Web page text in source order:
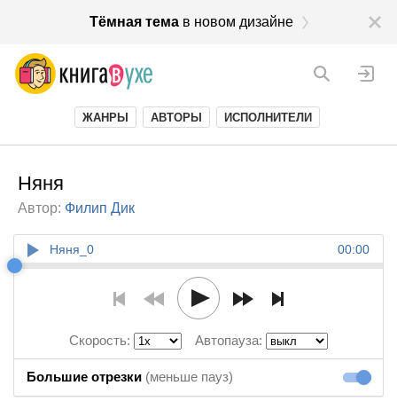
Тёмная темав новом дизайне
ЖАНРЫ АВТОРЫ ИСПОЛНИТЕЛИ
Няня
Автор: Филип Дик
00:00
Няня_0
Скорость: Автопауза:
Большие отрезки (меньше пауз)